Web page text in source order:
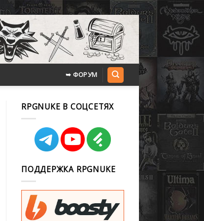
➥ ФОРУМ
RPGNUKE В СОЦСЕТЯХ
ПОДДЕРЖКА RPGNUKE